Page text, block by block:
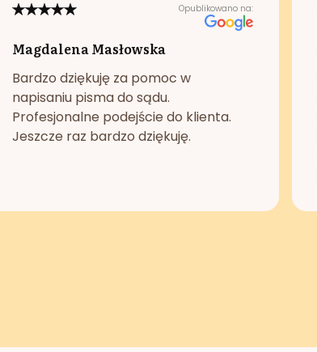
Opublikowano na:
Magdalena Masłowska
Bardzo dziękuję za pomoc w
napisaniu pisma do sądu.
Profesjonalne podejście do klienta.
Jeszcze raz bardzo dziękuję.